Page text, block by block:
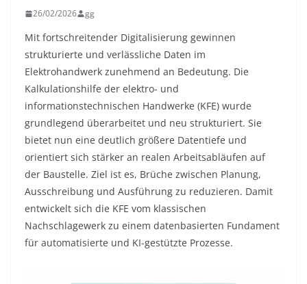
26/02/2026 gg
Mit fortschreitender Digitalisierung gewinnen
strukturierte und verlässliche Daten im
Elektrohandwerk zunehmend an Bedeutung. Die
Kalkulationshilfe der elektro- und
informationstechnischen Handwerke (KFE) wurde
grundlegend überarbeitet und neu strukturiert. Sie
bietet nun eine deutlich größere Datentiefe und
orientiert sich stärker an realen Arbeitsabläufen auf
der Baustelle. Ziel ist es, Brüche zwischen Planung,
Ausschreibung und Ausführung zu reduzieren. Damit
entwickelt sich die KFE vom klassischen
Nachschlagewerk zu einem datenbasierten Fundament
für automatisierte und KI-gestützte Prozesse.